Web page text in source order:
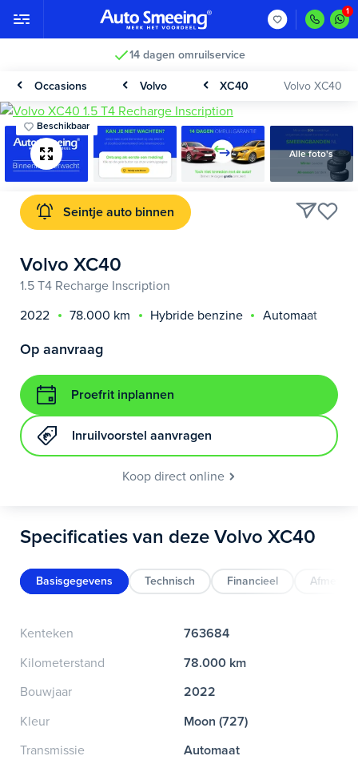
14 dagen omruilservice
Occasions Volvo XC40 Volvo XC40
Beschikbaar
Alle foto's
Seintje auto binnen
Volvo XC40
1.5 T4 Recharge Inscription
2022
78.000 km Hybride benzine Automaat
Op aanvraag
Proefrit inplannen
Inruilvoorstel aanvragen
Koop direct online
Specificaties van deze Volvo XC40
Basisgegevens Technisch Financieel
Kenteken
763684
Kilometerstand
78.000 km
Bouwjaar
2022
Kleur
Moon (727)
Transmissie
Automaat